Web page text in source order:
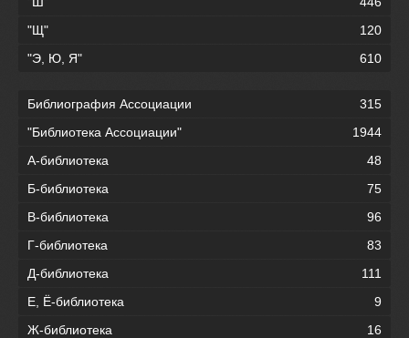
"Щ"
120
"Э, Ю, Я"
610
Библиография Ассоциации
315
"Библиотека Ассоциации"
1944
А-библиотека
48
Б-библиотека
75
В-библиотека
96
Г-библиотека
83
Д-библиотека
111
Е, Ё-библиотека
9
Ж-библиотека
16